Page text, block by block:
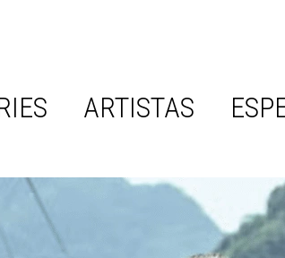
ARTISTAS